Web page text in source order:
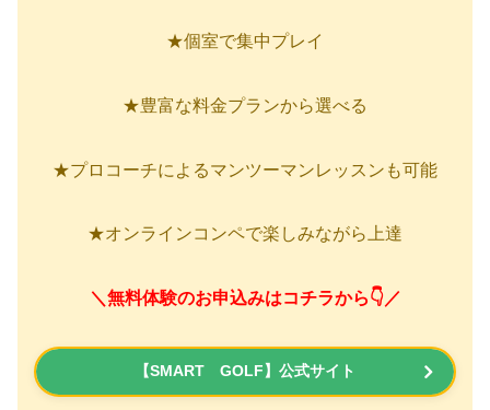
★個室で集中プレイ
★豊富な料金プランから選べる
★プロコーチによるマンツーマンレッスンも可能
★オンラインコンペで楽しみながら上達
＼無料体験のお申込みはコチラから👇／
【SMART GOLF】公式サイト